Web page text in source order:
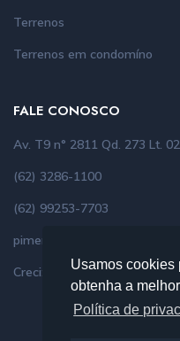
Usamos cookies
obtenha a
Política de
Terrenos
Terrenos em condomíno
FALE CONOSCO
Av. T9 n° 2811 Qd. 273 Lt.
(62) 3286-1100
(62) 99253-7703
pimenta.imoveis@bol.com.br
Creci: 6274